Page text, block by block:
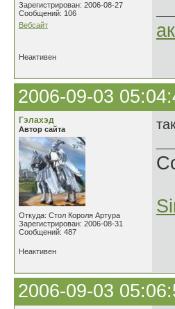
Зарегистрирован: 2006-08-27
Сообщений: 106
Вебсайт
Неактивен
2006-09-03
Гэлахэд
Автор сайта
Откуда: Стол Короля Артура
Зарегистрирован: 2006-08-31
Сообщений: 487
Неактивен
2006-09-03